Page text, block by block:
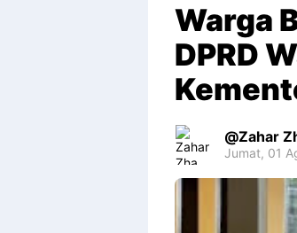
Warga
DPRD
Zahar
Jumat, 01
Premium
Raushan